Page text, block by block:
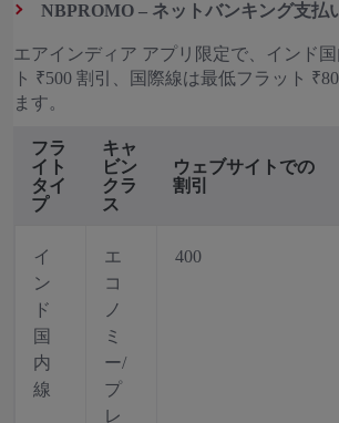
NBPROMO – ネットバンキング支払
エアインディア アプリ限定で、インド
ト ₹500 割引、国際線は最低フラット
ます。
フラ
イト
タイ
プ
キャ
ビン
クラ
ス
ウェブサイトでの
割引
イ
ン
ド
国
内
線
エ
コ
ノ
ミ
ー/
プ
レ
400